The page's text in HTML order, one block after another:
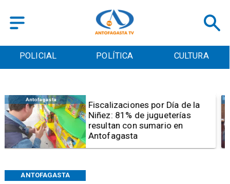
POLICIAL POLÍTICA CULTURA
ANTOFAGASTA
Antofagasta
Tribunal frena opción de pena
mixta para Karen Rojo por ahora